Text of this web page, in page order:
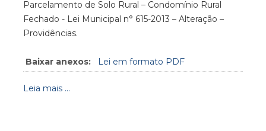
Parcelamento de Solo Rural – Condomínio Rural
Fechado - Lei Municipal n° 615-2013 – Alteração –
Providências.
Baixar anexos: Lei em formato PDF
Leia mais ...